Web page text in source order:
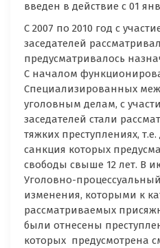
введен в действие с 01
С 2007 по 2010 год с
заседателей
предусматривалось
С началом
Специализированных
уголовным делам, с
заседателей стали
тяжких преступлениях,
санкция которых
свободы свыше 12 лет. В
Уголовно-
изменения, которыми к
рассматриваемых
были отнесены
которых предусмотрена